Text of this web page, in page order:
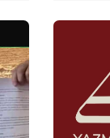
günü